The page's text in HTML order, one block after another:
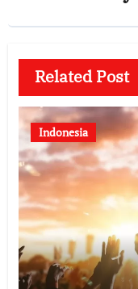
Related Post
Indonesia